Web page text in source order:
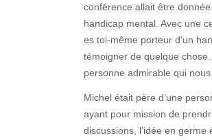
conférence allait être
handicap mental. Avec une
es toi-même porteur d’un
témoigner de quelque
personne admirable qui
Michel était père d’une
ayant pour mission de
discussions, l’idée en